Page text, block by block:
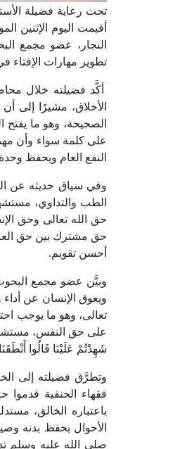
تحت رعاية فضيلة
النجار، عضو مجمع
تطوير مهارات الإفتاء
أكَّد فضيلته خلال
الأخلاق، مشيرًا إلى
الصحيحة، وهو ما يفتح
على كلمة سواء وأن
النفع العام ويحفظ
وفي سياق حديثه عن
الطب والتداوي،
حق الله تعالى وحق
حق مشترك بين حق
أحسن تقويم.
وبيَّن عضو مجمع البحوث
ويعوق الإنسان عن
تعالى، وهو ما يوجب
شَهِدْتُمْ عَلَيْنَا قَالُوا
وتطرَّق فضيلته إلى
فقهاء الحنفية قدموا
باعتباره الخالق،
الأحوال بحفظ بدنه
صلى الله عليه وسلم